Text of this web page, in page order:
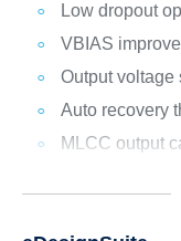
Low dropout
VBIAS
Output voltage
Auto recovery
MLCC output